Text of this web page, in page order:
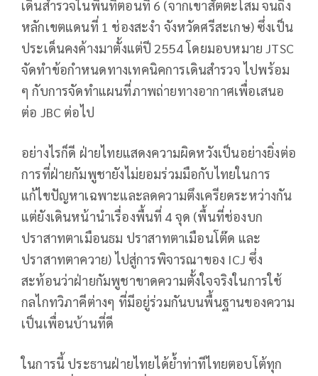
เดินสำรวจในพื้นที่ตอนที่ 6 (จากเขาสัตตะโสม จนถึง
หลักเขตแดนที่ 1 ช่องสะงำ จังหวัดศรีสะเกษ) ซึ่งเป็น
ประเด็นคงค้างมาตั้งแต่ปี 2554 โดยมอบหมาย JTSC
จัดทำข้อกำหนดทางเทคนิคการเดินสำรวจ ไปพร้อม
ๆ กับการจัดทำแผนที่ภาพถ่ายทางอากาศเพื่อเสนอ
ต่อ JBC ต่อไป
อย่างไรก็ดี ฝ่ายไทยแสดงความผิดหวังเป็นอย่างยิ่งต่อ
การที่ฝ่ายกัมพูชายังไม่ยอมร่วมมือกับไทยในการ
แก้ไขปัญหาเฉพาะและลดความตึงเครียดระหว่างกัน
แต่ยังเดินหน้านำเรื่องพื้นที่ 4 จุด (พื้นที่ช่องบก
ปราสาทตาเมือนธม ปราสาทตาเมือนโต๊ด และ
ปราสาทตาควาย) ไปสู่การพิจารณาของ ICJ ซึ่ง
สะท้อนว่าฝ่ายกัมพูชาขาดความตั้งใจจริงในการใช้
กลไกทวิภาคีต่างๆ ที่มีอยู่ร่วมกันบนพื้นฐานของความ
เป็นเพื่อนบ้านที่ดี
ในการนี้ ประธานฝ่ายไทยได้ย้ำท่าทีไทยตอบโต้ทุก